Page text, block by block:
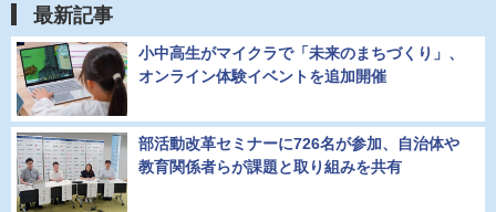
最新記事
小中高生がマイクラで「未来のまちづくり」、
オンライン体験イベントを追加開催
部活動改革セミナーに726名が参加、自治体や
教育関係者らが課題と取り組みを共有